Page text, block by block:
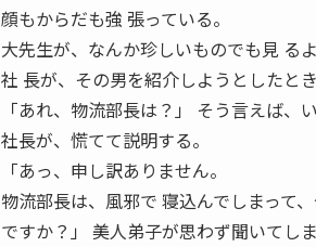
顔もからだも強 張っている。
大先生が、なんか珍しいものでも見 る
社 長が、その男を紹介しようとしたと
「あれ、物流部長は？」 そう言えば、
社長が、慌てて説明する。
「あっ、申し訳ありません。
物流部長は、風邪で 寝込んでしまって
ですか？」 美人弟子が思わず聞いてしま